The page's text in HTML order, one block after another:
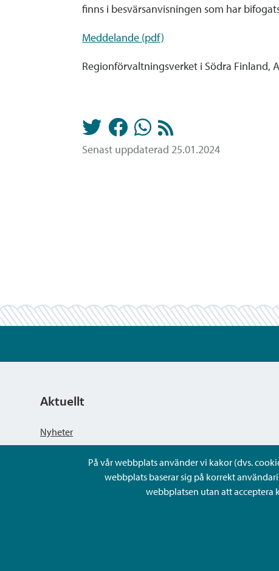
finns i besvärsanvisningen som har
Meddelande (pdf)
Regionförvaltningsverket i Södra Finland,
Senast uppdaterad 25.01.2024
På vår webbplats använder vi kakor (dvs.
webbplats baserar sig på korrekt
webbplatsen utan att acceptera
Aktuellt
Nyheter
Kungörelser